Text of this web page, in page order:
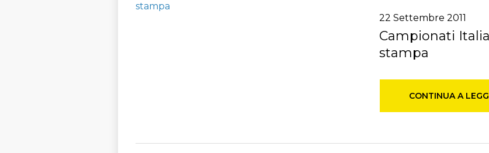
22 Settembre 2011
Campionati
stampa
CONTINUA A